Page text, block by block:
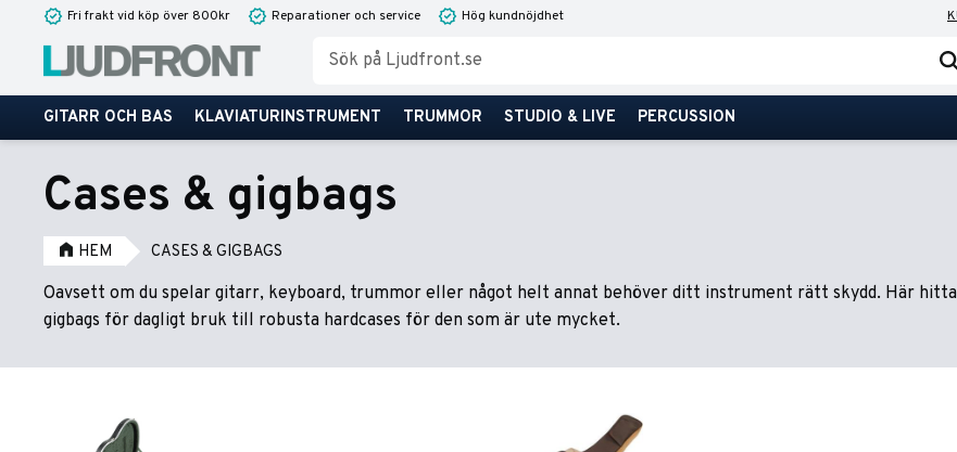
Fri frakt vid köp över 800kr Reparationer och service Hög kundnöjdhet
GITARR OCH BAS KLAVIATURINSTRUMENT TRUMMOR STUDIO & LIVE PERCUSSION
Cases & gigbags
HEM CASES & GIGBAGS
Oavsett om du spelar gitarr, keyboard, trummor eller något helt annat behöver ditt instrument rätt skydd. Här
gigbags för dagligt bruk till robusta hardcases för den som är ute mycket.